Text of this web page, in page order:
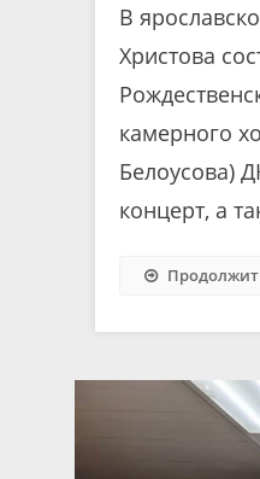
В
Христова
камерного
Белоусова)
концерт, а